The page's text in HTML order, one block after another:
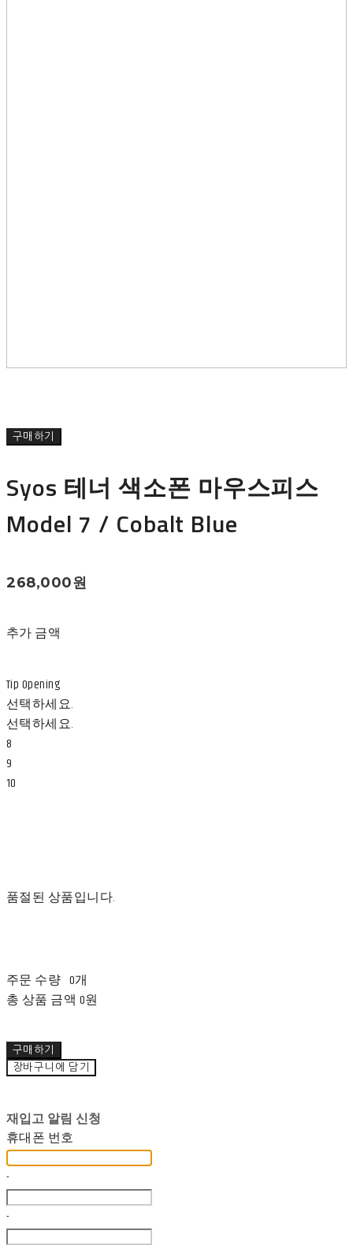
구매하기
Syos 테너 색소폰 마우스피스
Model 7 / Cobalt Blue
268,000원
추가 금액
Tip Opening
선택하세요.
선택하세요.
8
9
10
품절된 상품입니다.
주문 수량 0개
총 상품 금액 0원
구매하기
장바구니에 담기
재입고 알림 신청
휴대폰 번호
-
-